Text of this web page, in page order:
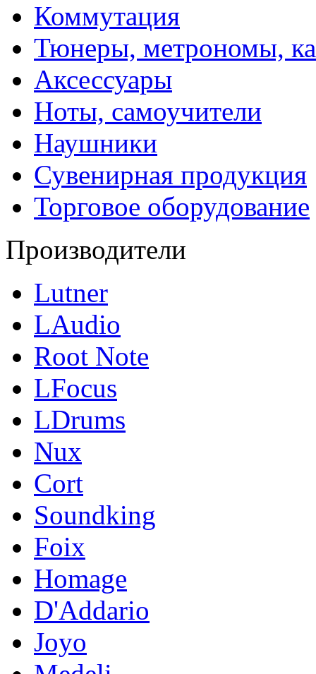
Коммутация
Тюнеры, метрономы,
Аксессуары
Ноты, самоучители
Наушники
Сувенирная продукция
Торговое оборудование
Производители
Lutner
LAudio
Root Note
LFocus
LDrums
Nux
Cort
Soundking
Foix
Homage
D'Addario
Joyo